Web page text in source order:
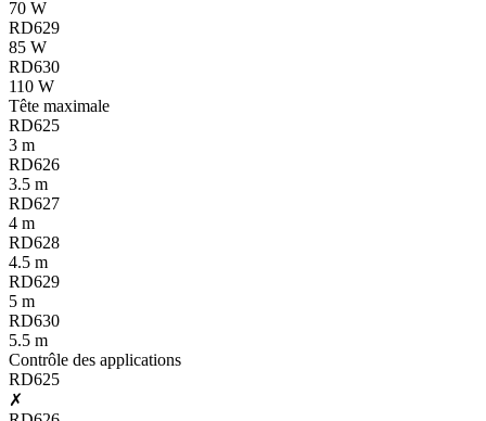
70 W
RD629
85 W
RD630
110 W
Tête maximale
RD625
3 m
RD626
3.5 m
RD627
4 m
RD628
4.5 m
RD629
5 m
RD630
5.5 m
Contrôle des applications
RD625
✗